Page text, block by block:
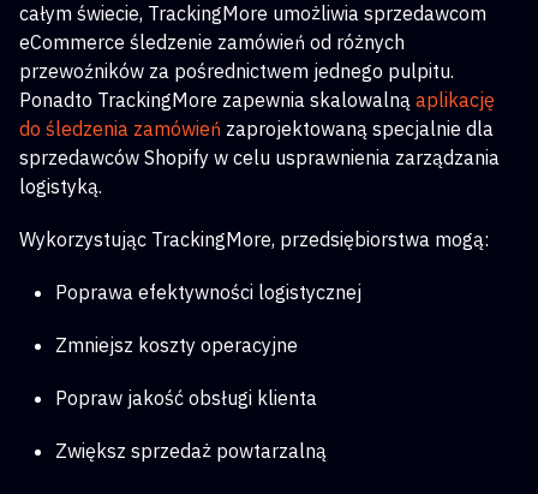
całym świecie, TrackingMore umożliwia sprzedawcom
eCommerce śledzenie zamówień od różnych
przewoźników za pośrednictwem jednego pulpitu.
Ponadto TrackingMore zapewnia skalowalną aplikację
do śledzenia zamówień zaprojektowaną specjalnie dla
sprzedawców Shopify w celu usprawnienia zarządzania
logistyką.
Wykorzystując TrackingMore, przedsiębiorstwa mogą:
Poprawa efektywności logistycznej
Zmniejsz koszty operacyjne
Popraw jakość obsługi klienta
Zwiększ sprzedaż powtarzalną